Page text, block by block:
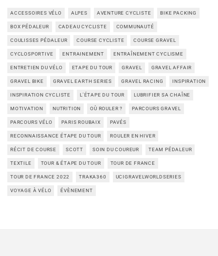
ACCESSOIRES VÉLO ALPES AVENTURE CYCLISTE BIKE PACKING
BOX PÉDALEUR CADEAU CYCLISTE COMMUNAUTÉ
COULISSES PÉDALEUR COURSE CYCLISTE COURSE GRAVEL
CYCLOSPORTIVE ENTRAINEMENT ENTRAÎNEMENT CYCLISME
ENTRETIEN DU VÉLO ETAPE DU TOUR GRAVEL GRAVEL AFFAIR
GRAVEL BIKE GRAVEL EARTH SERIES GRAVEL RACING INSPIRATION
INSPIRATION CYCLISTE L'ÉTAPE DU TOUR LUBRIFIER SA CHAÎNE
MOTIVATION NUTRITION OÙ ROULER ? PARCOURS GRAVEL
PARCOURS VÉLO PARIS ROUBAIX PAVÉS
RECONNAISSANCE ÉTAPE DU TOUR ROULER EN HIVER
RÉCIT DE COURSE SCOTT SOIN DU COUREUR TEAM PÉDALEUR
TEXTILE TOUR & ÉTAPE DU TOUR TOUR DE FRANCE
TOUR DE FRANCE 2022 TRAKA360 UCIGRAVELWORLDSERIES
VOYAGE À VÉLO ÉVÈNEMENT